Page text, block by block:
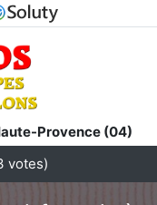
Provence (04)
votes)